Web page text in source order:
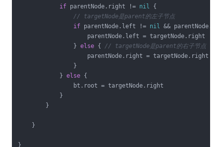
if parentNode.right != nil {
// targetNode是parent的左子节点
if parentNode.left != nil &&
                    parentNode.left = targetNode.right
                }
else { // targetNode是parent的右子节点
                    parentNode.right = targetNode.right
                }
            }
else {
                bt.root = targetNode.right
            }
        }
    }
}